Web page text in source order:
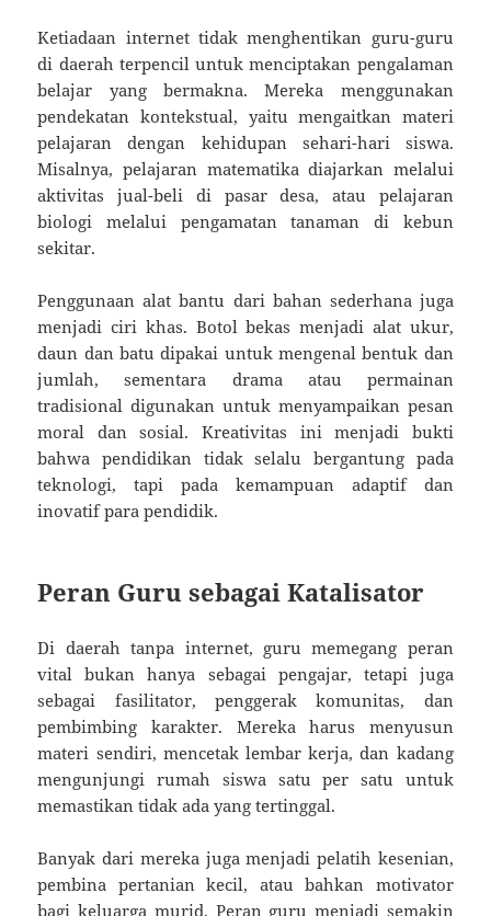
Ketiadaan internet tidak menghentikan guru-guru
di daerah terpencil untuk menciptakan pengalaman
belajar yang bermakna. Mereka menggunakan
pendekatan kontekstual, yaitu mengaitkan materi
pelajaran dengan kehidupan sehari-hari siswa.
Misalnya, pelajaran matematika diajarkan melalui
aktivitas jual-beli di pasar desa, atau pelajaran
biologi melalui pengamatan tanaman di kebun
sekitar.
Penggunaan alat bantu dari bahan sederhana juga
menjadi ciri khas. Botol bekas menjadi alat ukur,
daun dan batu dipakai untuk mengenal bentuk dan
jumlah, sementara drama atau permainan
tradisional digunakan untuk menyampaikan pesan
moral dan sosial. Kreativitas ini menjadi bukti
bahwa pendidikan tidak selalu bergantung pada
teknologi, tapi pada kemampuan adaptif dan
inovatif para pendidik.
Peran Guru sebagai Katalisator
Di daerah tanpa internet, guru memegang peran
vital bukan hanya sebagai pengajar, tetapi juga
sebagai fasilitator, penggerak komunitas, dan
pembimbing karakter. Mereka harus menyusun
materi sendiri, mencetak lembar kerja, dan kadang
mengunjungi rumah siswa satu per satu untuk
memastikan tidak ada yang tertinggal.
Banyak dari mereka juga menjadi pelatih kesenian,
pembina pertanian kecil, atau bahkan motivator
bagi keluarga murid. Peran guru menjadi semakin